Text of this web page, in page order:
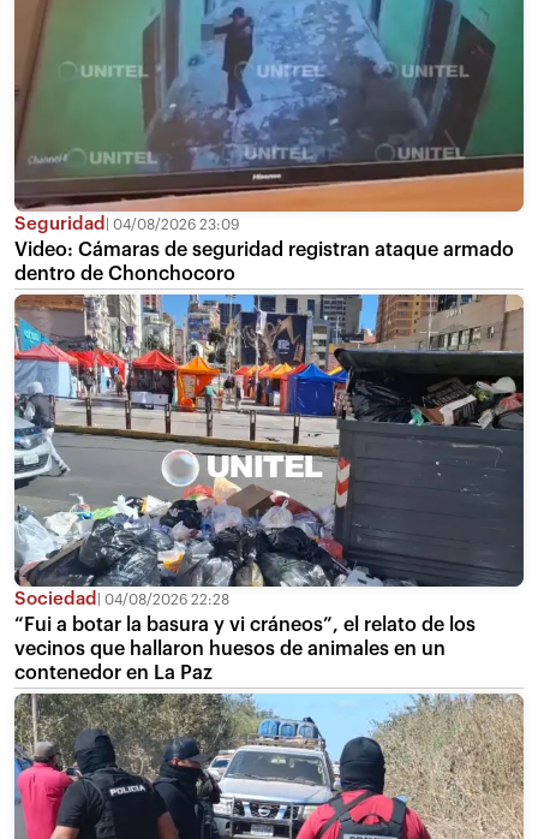
Seguridad 04/08/2026 23:09
Video: Cámaras de seguridad registran ataque armado
dentro de Chonchocoro
Sociedad 04/08/2026 22:28
“Fui a botar la basura y vi cráneos”, el relato de los
vecinos que hallaron huesos de animales en un
contenedor en La Paz